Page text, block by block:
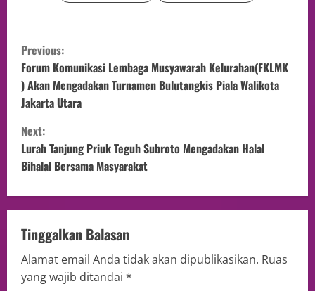
Previous:
Forum Komunikasi Lembaga Musyawarah Kelurahan(FKLMK
) Akan Mengadakan Turnamen Bulutangkis Piala Walikota
Jakarta Utara
Next:
Lurah Tanjung Priuk Teguh Subroto Mengadakan Halal
Bihalal Bersama Masyarakat
Tinggalkan Balasan
Alamat email Anda tidak akan dipublikasikan. Ruas
yang wajib ditandai *